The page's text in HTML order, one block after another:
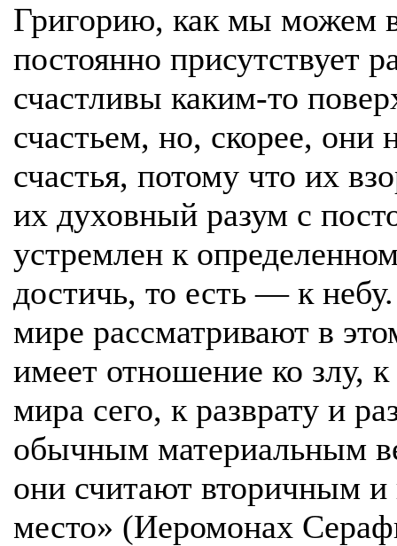
Григорию, как мы можем
постоянно присутствует
счастливы каким-то
счастьем, но, скорее, они
счастья, потому что их
их духовный разум с
устремлен к
достичь, то есть — к
мире рассматривают в
имеет отношение ко злу,
мира сего, к разврату и
обычным материальным
они считают вторичным и
место» (Иеромонах